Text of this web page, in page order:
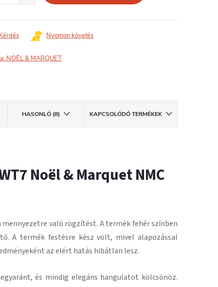
Kérdés Nyomon követés
NOËL & MARQUET
HASONLÓ (8) KAPCSOLÓDÓ TERMÉKEK
Noël & Marquet NMC
való rögzítést. A termék fehér színben
A termék festésre kész volt, mivel alapozással
az elért hatás hibátlan lesz.
és mindig elegáns hangulatot kölcsönöz.